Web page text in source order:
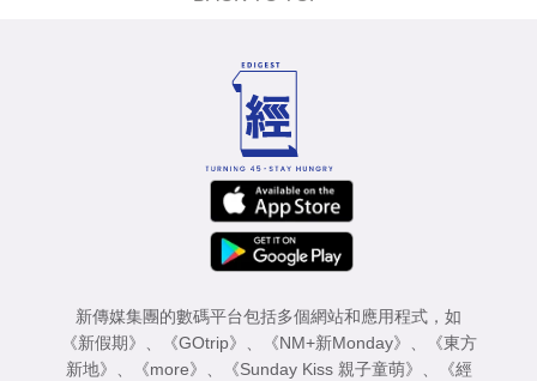
新傳媒集團的數碼平台包括多個網站和應用程式，如
《新假期》 、 《GOtrip》 、 《NM+新Monday》 、
《東方
新地》 、 《more》 、 《Sunday Kiss 親子童萌》 、
《經